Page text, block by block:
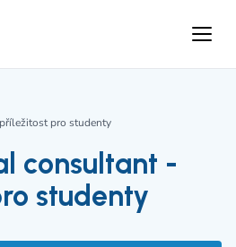
pro studenty
consultant -
studenty